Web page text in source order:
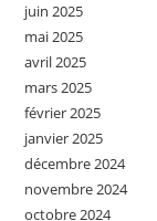
juin 2025
mai 2025
avril 2025
mars 2025
février 2025
janvier 2025
décembre 2024
novembre 2024
octobre 2024